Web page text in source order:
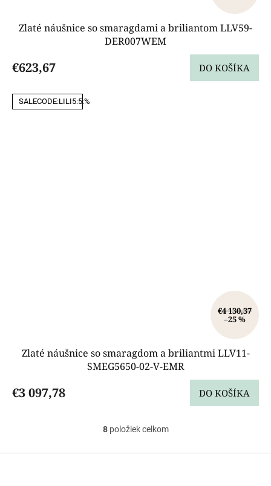
Zlaté náušnice so smaragdami a briliantom LLV59-
DER007WEM
€623,67 DO KOŠÍKA
SALECODE:LILI5:5:%
€4 130,37
–25 %
Zlaté náušnice so smaragdom a briliantmi LLV11-
SMEG5650-02-V-EMR
€3 097,78 DO KOŠÍKA
O
l
8položiek celkom
Z